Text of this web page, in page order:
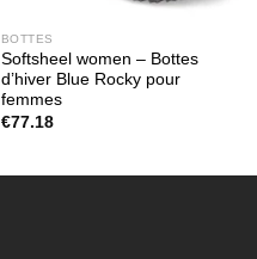
BOTTES
Softsheel women – Bottes
d’hiver Blue Rocky pour
femmes
€77.18